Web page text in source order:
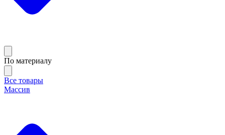
По материалу
Все товары
Массив